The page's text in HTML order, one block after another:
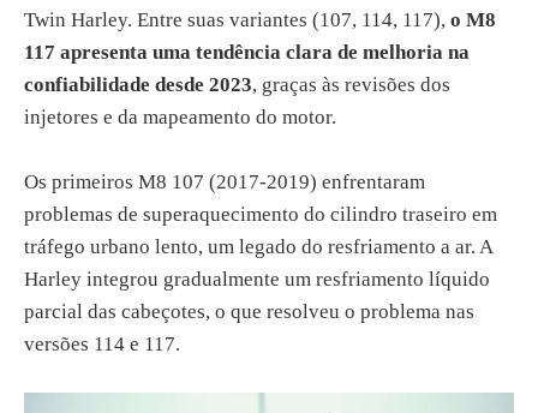
Twin Harley. Entre suas variantes (107, 114, 117), o M8
117 apresenta uma tendência clara de melhoria na
confiabilidade desde 2023, graças às revisões dos
injetores e da mapeamento do motor.
Os primeiros M8 107 (2017-2019) enfrentaram
problemas de superaquecimento do cilindro traseiro em
tráfego urbano lento, um legado do resfriamento a ar. A
Harley integrou gradualmente um resfriamento líquido
parcial das cabeçotes, o que resolveu o problema nas
versões 114 e 117.